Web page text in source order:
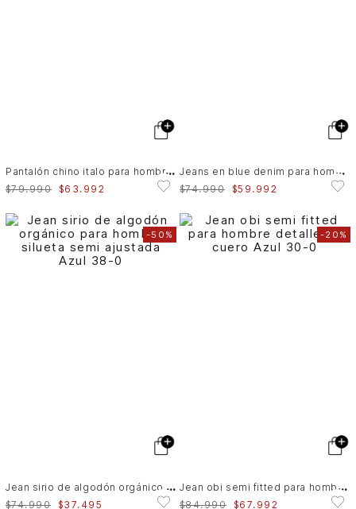
P
antalón chino italo para hombre semifitted
$79.990 $63 . 992
J
eans en blue denim para hombre Wisa
$74.990 $59 . 992
-50%
J
ean sirio de algodón orgánico para hombre silueta semi ajustada
$74.990 $37. 495
-20%
J
ean obi semi fitted para hombre detalle en cuero
$84.990 $67. 992